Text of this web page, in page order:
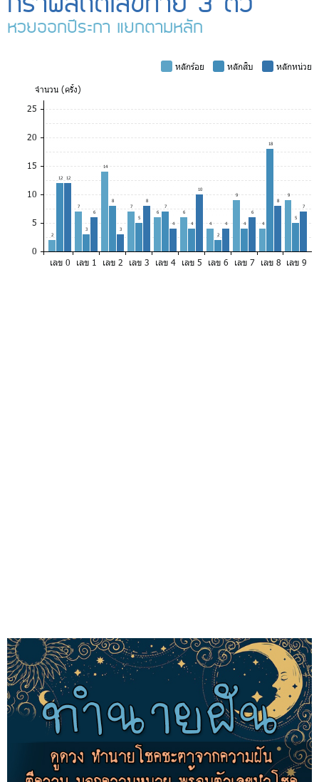
หวยออกปีระกา แยกตามหลัก
หลักร้อย หลักสิบ
หลักหน่วย
จำนวน (ครั้ง)
25
20
15
10
5
0
2
12 12
7
3
6
14
8
3
7
5
8
6
7
4
6
4
10
4
2
4
9
4
6
4
18
8
9
5
7
เลข 0 เลข 1 เลข 2 เลข 3 เลข 4 เลข 5 เลข 6 เลข 7 เลข 8 เลข 9